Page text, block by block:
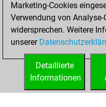
your
Marketing-Cookies
Verwendung von
widersprechen. Weitere
unserer
Detaillierte
Informationen